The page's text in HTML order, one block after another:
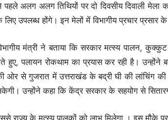
पहले अलग अलग तिथियों पर दो दिवसीय दिवाली
लिए उपलब्ध होंगे। इन मेलों में विभागीय प्रचार प्रसार
मंत्री ने बताया कि सरकार मत्स्य पालन,
हुए, पलायन रोकथाम का प्रयास कर रही है। उन्होंने
ओर से गुजरात में उत्तराखंड के बद्री घी की लांचिंग की
उन्होंने कहा कि केंद्र सरकार के सहयोग से
राज्य के मत्स्य पालकों को लाभ मिलेगा । इस मौके पर